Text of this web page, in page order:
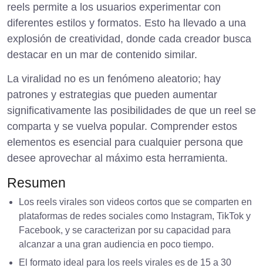
reels permite a los usuarios experimentar con
diferentes estilos y formatos. Esto ha llevado a una
explosión de creatividad, donde cada creador busca
destacar en un mar de contenido similar.
La viralidad no es un fenómeno aleatorio; hay
patrones y estrategias que pueden aumentar
significativamente las posibilidades de que un reel se
comparta y se vuelva popular. Comprender estos
elementos es esencial para cualquier persona que
desee aprovechar al máximo esta herramienta.
Resumen
Los reels virales son videos cortos que se comparten en
plataformas de redes sociales como Instagram, TikTok y
Facebook, y se caracterizan por su capacidad para
alcanzar a una gran audiencia en poco tiempo.
El formato ideal para los reels virales es de 15 a 30